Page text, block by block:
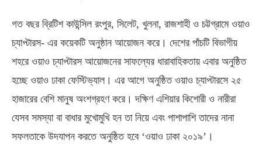
গত বছর ব্রিটিশ কাউন্সিল রংপুর, সিলেট, খুলনা, রাজশাহী ও চট্টগ্রামে ওয়াও
চ্যাপ্টারস- এর কয়েকটি অনুষ্ঠান আয়োজন করে। দেশের পাঁচটি বিভাগীয়
শহরে ওয়াও চ্যাপ্টারস আয়োজনের সাফল্যের ধারাবাহিকতায় এবার অনুষ্ঠিত
হচ্ছে ওয়াও ঢাকা ফেস্টিভ্যাল। এর আগে অনুষ্ঠিত ওয়াও চ্যাপ্টারসে ২৫
হাজারের বেশি মানুষ অংশগ্রহণ করে। দক্ষিণ এশিয়ার কিশোরী ও নারীরা
যেসব সমস্যা বা বাধার মুখোমুখি হন তা নিয়ে এবং পাশাপাশি তাদের নানা
সফলতাকে উদযাপন করতে অনুষ্ঠিত হবে ‘ওয়াও ঢাকা ২০১৯’।